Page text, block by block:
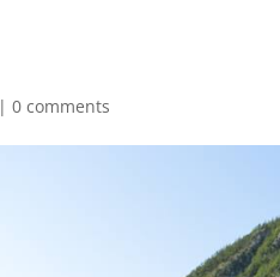
|0 comments